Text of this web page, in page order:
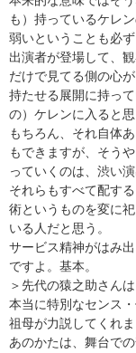
も）持っているケレ
弱いということも必
出演者が登場して、
だけで見てる側の心
持たせる展開に持っ
の）ケレンに入ると思
もちろん、それ自体
もできますが、そう
っていくのは、渋い
それらもすべて配す
術というものを変に
いる人だと思う。
サービス精神がはみ
ですよ。基本。
＞先代の猿之助さんは
本当に特別なセンス
祖母が力説してくれま
あのかたは、舞台で